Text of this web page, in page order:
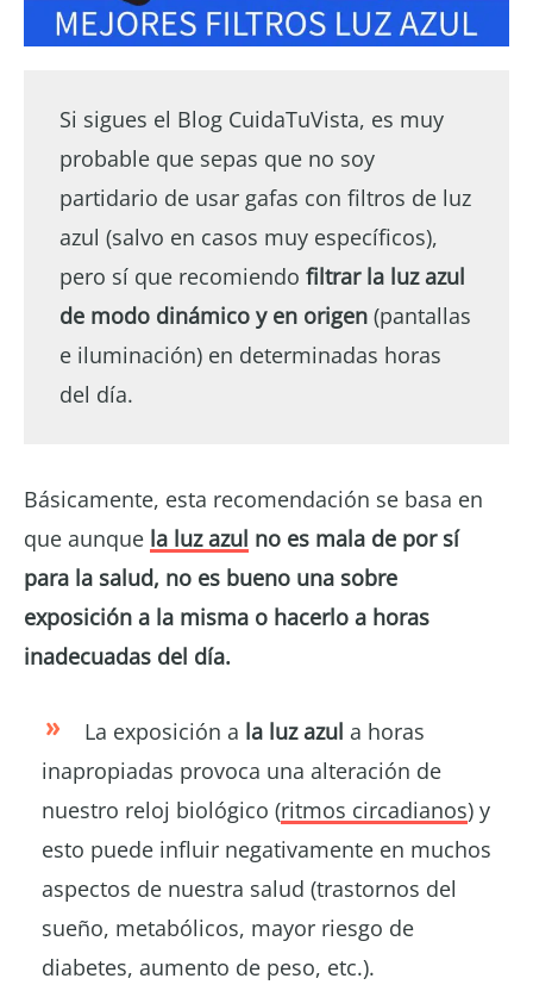
Si sigues el Blog CuidaTuVista, es muy
probable que sepas que no soy
partidario de usar gafas con filtros de luz
azul (salvo en casos muy específicos),
pero sí que recomiendo filtrar la luz azul
de modo dinámico y en origen (pantallas
e iluminación) en determinadas horas
del día.
Básicamente, esta recomendación se basa en
que aunque la luz azul no es mala de por sí
para la salud, no es bueno una sobre
exposición a la misma o hacerlo a horas
inadecuadas del día.
La exposición a la luz azul a horas
inapropiadas provoca una alteración de
nuestro reloj biológico (ritmos circadianos) y
esto puede influir negativamente en muchos
aspectos de nuestra salud (trastornos del
sueño, metabólicos, mayor riesgo de
diabetes, aumento de peso, etc.).